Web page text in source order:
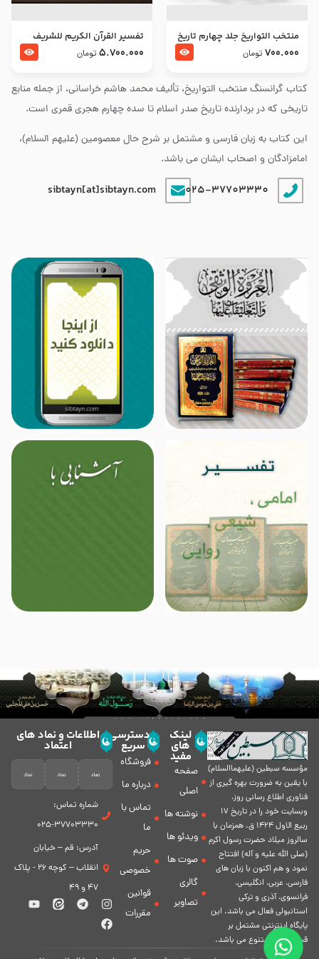
کتاب گرانسنگ منتخب التواريخ، تألیف محمد هاشم خراسانی، از جمله منابع
تاریخی که در بردارنده تاریخ صدر اسلام تا سده چهارم هجری قمری است.
این کتاب به زبان فارسی و مشتمل بر شرح حال معصومین (علیهم السلام)،
امامزادگان و اصحاب ایشان می باشد.
025-37703330
sibtayn[at]sibtayn.com
منتخب التواریخ جلد چهارم تاریخ
امام زین العابدین و امام محمد
700.000 تومان
تفسير القرآن الكريم للشريف
المرتضي قدس سرّه
5.700.000 تومان
مؤسسه سبطين (عليهماالسلام)
با يقين به ضرورت بهره گیرى از
فناورى اطلاع رسانى روز،
وبسایت خود را در تاريخ 17
ربيع الاول 1424 ق. همزمان با
سالروز ميلاد حضرت رسول اكرم
(صلی الله علیه و آله) افتتاح
نمود و هم اكنون با زبان های
فارسی، عربى، انگلیسی،
فرانسوی، آذری و ترکی
استانبولی فعال مى باشد. اين
پايگاه اينترنتى مشتمل بر
قسمت هاى متنوع مى باشد.
لینک
های
مفید
صفحه
اصلی
نوشته ها
ویدئو ها
صوت ها
گالری
تصاویر
دسترسی
سریع
فروشگاه
درباره ما
تماس با
ما
حریم
خصوصی
قوانین
مقررات
اطلاعات و نماد های
اعتماد
شماره تماس:
37703330-025
آدرس: قم – خیابان
انقلاب – کوچه 26 - پلاک
47 و 49